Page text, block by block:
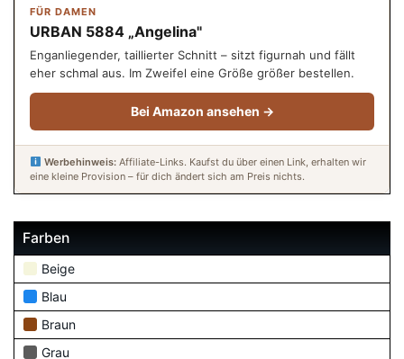
FÜR DAMEN
URBAN 5884 „Angelina"
Enganliegender, taillierter Schnitt – sitzt figurnah und fällt
eher schmal aus. Im Zweifel eine Größe größer bestellen.
Bei Amazon ansehen →
Werbehinweis:Affiliate-Links. Kaufst du über einen Link, erhalten wir
eine kleine Provision – für dich ändert sich am Preis nichts.
Farben
Beige
Blau
Braun
Grau